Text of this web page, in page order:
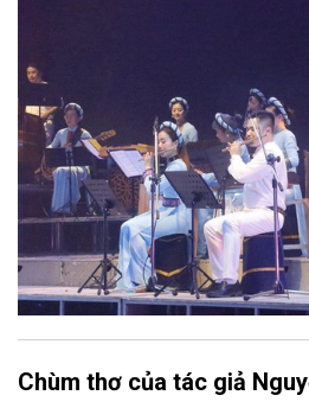
Nam, đồng thời phải được trình diễn
Chùm thơ của tác giả